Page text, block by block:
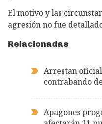
El motivo y las
agresión no fue
Relacionadas
Arrestan
contrabando
Apagones